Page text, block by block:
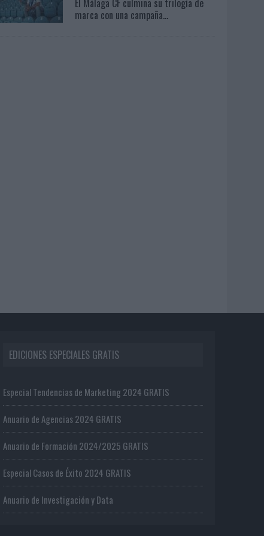
marca con una campaña...
EDICIONES ESPECIALES GRATIS
Especial Tendencias de Marketing 2024 GRATIS
Anuario de Agencias 2024 GRATIS
Anuario de Formación 2024/2025 GRATIS
Especial Casos de Éxito 2024 GRATIS
Anuario de Investigación y Data